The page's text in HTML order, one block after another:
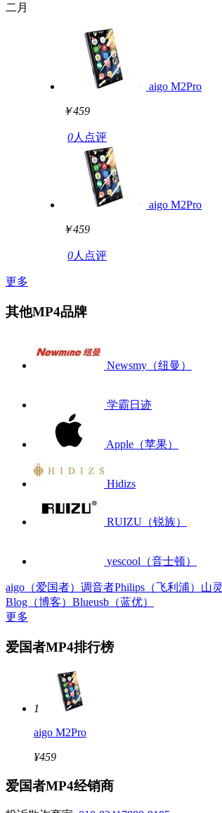
二月
aigo M2Pro
￥459
0人点评
aigo M2Pro
￥459
0人点评
更多
其他MP4品牌
Newsmy（纽曼）
学霸日迹
Apple（苹果）
Hidizs
RUIZU（锐族）
yescool（音士顿）
aigo（爱国者） 调音者Philips（飞利浦） 山灵
Blog（博客） Blueusb（蓝优）
更多
爱国者MP4排行榜
1
aigo M2Pro
¥459
爱国者MP4经销商